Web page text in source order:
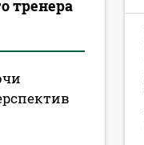
тренера